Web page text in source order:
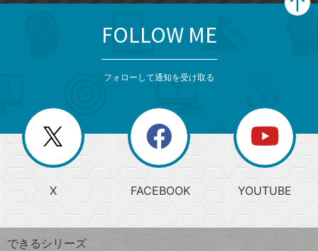
じ
る
search
検
索
上
昇
ワ
ー
閉
じ
る
ー
か
ら
探
す
FOLLOW ME
フォローして通知を受け取る
X FACEBOOK YOUTUBE
できるシリーズ